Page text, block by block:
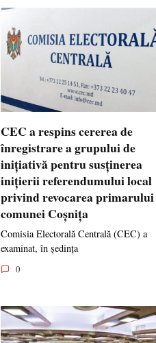
CEC a respins cererea de
înregistrare a grupului de
inițiativă pentru susținerea
inițierii referendumului local
privind revocarea primarului
comunei Coșnița
Comisia Electorală Centrală (CEC) a
examinat, în ședința
0